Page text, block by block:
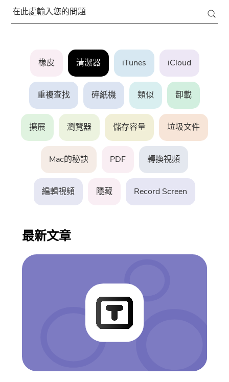
產品 & 解決方案
PowerMyMac
PowerUninstall
音視頻轉換器
Screen Recorder
PDF壓縮器
免費音視頻轉換器
免費圖片壓縮器
免費PDF壓縮器
橡皮
清潔器 iTunes iCloud
重複查找 碎紙機 類似 卸載
擴展 瀏覽器 儲存容量 垃圾文件
Mac的秘訣 PDF 轉換視頻
編輯視頻 隱藏 Record Screen
最新文章